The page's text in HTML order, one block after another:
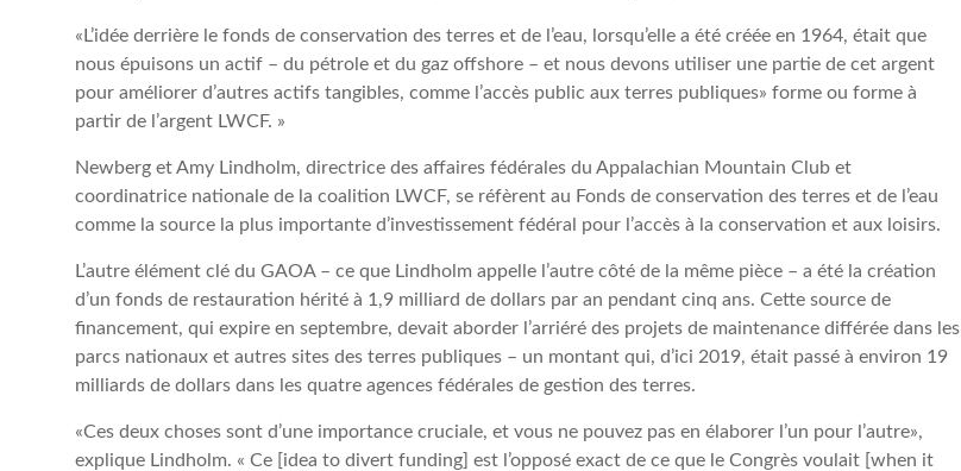
«L’idée derrière le fonds de conservation des terres et de l’eau, lorsqu’elle a été créée en 1964, était que
nous épuisons un actif – du pétrole et du gaz offshore – et nous devons utiliser une partie de cet argent
pour améliorer d’autres actifs tangibles, comme l’accès public aux terres publiques» forme ou forme à
partir de l’argent LWCF. »
Newberg et Amy Lindholm, directrice des affaires fédérales du Appalachian Mountain Club et
coordinatrice nationale de la coalition LWCF, se réfèrent au Fonds de conservation des terres et de l’eau
comme la source la plus importante d’investissement fédéral pour l’accès à la conservation et aux loisirs.
L’autre élément clé du GAOA – ce que Lindholm appelle l’autre côté de la même pièce – a été la création
d’un fonds de restauration hérité à 1,9 milliard de dollars par an pendant cinq ans. Cette source de
financement, qui expire en septembre, devait aborder l’arriéré des projets de maintenance différée dans les
parcs nationaux et autres sites des terres publiques – un montant qui, d’ici 2019, était passé à environ 19
milliards de dollars dans les quatre agences fédérales de gestion des terres.
«Ces deux choses sont d’une importance cruciale, et vous ne pouvez pas en élaborer l’un pour l’autre»,
explique Lindholm. « Ce [idea to divert funding] est l’opposé exact de ce que le Congrès voulait [when it